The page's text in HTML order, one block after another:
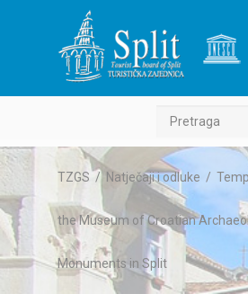
TZGS / Natječaji i odluke /
the Museum of Croatian
Monuments in Split